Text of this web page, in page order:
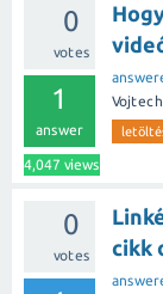
0
votes
1
answer
4,047 views
Vojtech
0
votes
cikk